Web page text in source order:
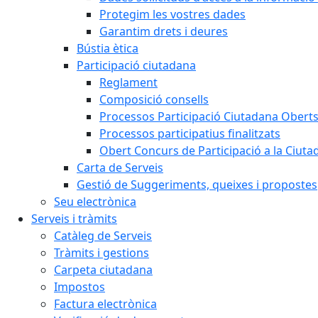
Protegim les vostres dades
Garantim drets i deures
Bústia ètica
Participació ciutadana
Reglament
Composició consells
Processos Participació Ciutadana Oberts
Processos participatius finalitzats
Obert Concurs de Participació a la
Carta de Serveis
Gestió de Suggeriments, queixes i propostes
Seu electrònica
Serveis i tràmits
Catàleg de Serveis
Tràmits i gestions
Carpeta ciutadana
Impostos
Factura electrònica